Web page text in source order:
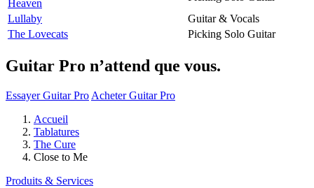
Heaven
Lullaby
Guitar & Vocals
The Lovecats
Picking Solo Guitar
Guitar Pro n’attend que vous.
Essayer Guitar Pro Acheter Guitar Pro
Accueil
Tablatures
The Cure
Close to Me
Produits & Services